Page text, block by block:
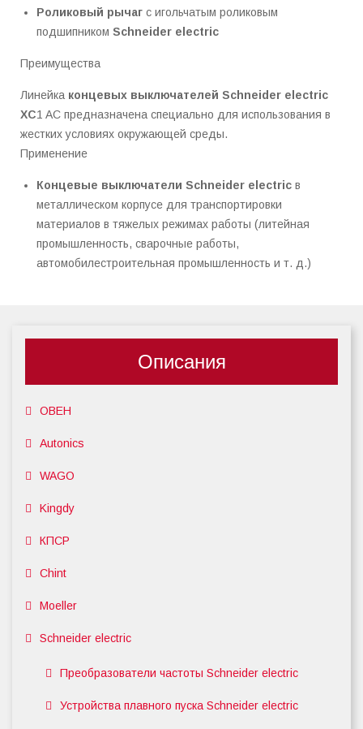
Роликовый рычаг с игольчатым роликовым
подшипником Schneider electric
Преимущества
Линейка концевых выключателей Schneider electric
XC1 AC предназначена специально для использования в
жестких условиях окружающей среды.
Применение
Концевые выключатели Schneider electric в
металлическом корпусе для транспортировки
материалов в тяжелых режимах работы (литейная
промышленность, сварочные работы,
автомобилестроительная промышленность и т. д.)
Описания
ОВЕН
Autonics
WAGO
Kingdy
КПСР
Chint
Moeller
Schneider electric
Преобразователи частоты Schneider electric
Устройства плавного пуска Schneider electric